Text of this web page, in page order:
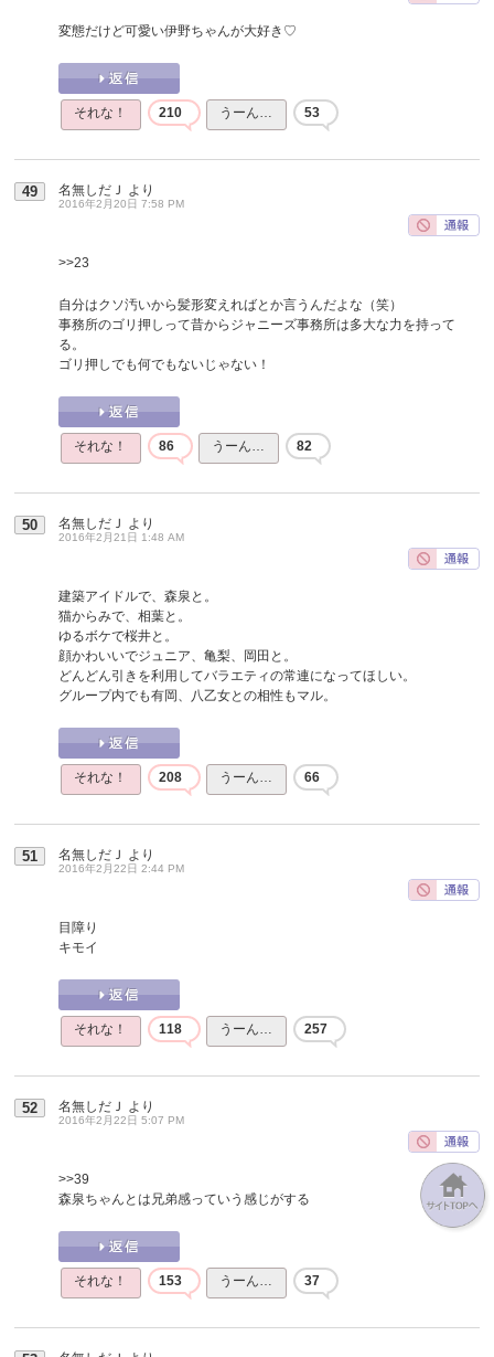
変態だけど可愛い伊野ちゃんが大好き♡
それな！ 210 うーん… 53
49 名無しだＪ より
2016年2月20日 7:58 PM
>>23
自分はクソ汚いから髪形変えればとか言うんだよな（笑）
事務所のゴリ押しって昔からジャニーズ事務所は多大な力を持って
る。
ゴリ押しでも何でもないじゃない！
それな！ 86 うーん… 82
50 名無しだＪ より
2016年2月21日 1:48 AM
建築アイドルで、森泉と。
猫からみで、相葉と。
ゆるボケで桜井と。
顔かわいいでジュニア、亀梨、岡田と。
どんどん引きを利用してバラエティの常連になってほしい。
グループ内でも有岡、八乙女との相性もマル。
それな！ 208 うーん… 66
51 名無しだＪ より
2016年2月22日 2:44 PM
目障り
キモイ
それな！ 118 うーん… 257
52 名無しだＪ より
2016年2月22日 5:07 PM
>>39
森泉ちゃんとは兄弟感っていう感じがする
それな！ 153 うーん… 37